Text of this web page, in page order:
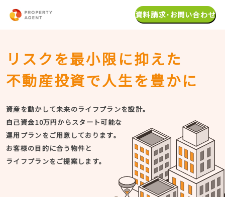
資料請求･お問い合わせ
リスクを最小限に抑えた
不動産投資で人生を豊かに
資産を動かして未来のライフプランを設計。
自己資金10万円からスタート可能な
運用プランをご用意しております。
お客様の目的に合う物件と
ライフプランをご提案します。